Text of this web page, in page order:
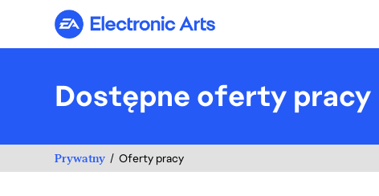
Electronic Arts
Dostępne oferty pracy
Prywatny Oferty pracy